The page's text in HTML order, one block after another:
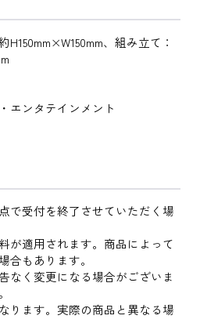
、組み立て：
エンタテインメント
で受付を終了させていただく場
が適用されます。商品によって
合もあります。
なく変更になる場合がございま
ります。実際の商品と異なる場